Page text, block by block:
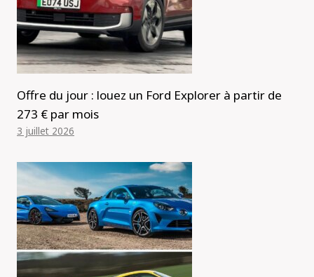
Offre du jour : louez un Ford Explorer à partir de
273 € par mois
3 juillet 2026